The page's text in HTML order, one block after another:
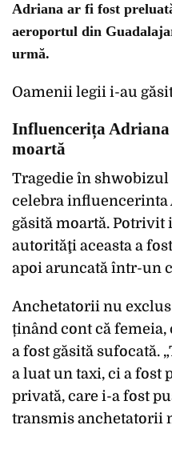
Adriana ar fi fost
aeroportul din
urmă.
Oamenii legii i-au
Influencerița
moartă
Tragedie în shwobizul
celebra influencerinta
găsită moartă.
autorităţi aceasta a
apoi aruncată într-un
Anchetatorii nu
ținând cont că
a fost găsită sufocată.
a luat un taxi, ci a fost
privată, care i-a fost
transmis anchetatorii